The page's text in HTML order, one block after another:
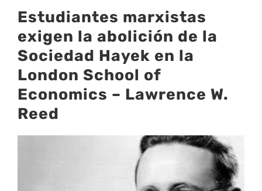
Estudiantes marxistas
exigen la abolición de la
Sociedad Hayek en la
London School of
Economics – Lawrence W.
Reed